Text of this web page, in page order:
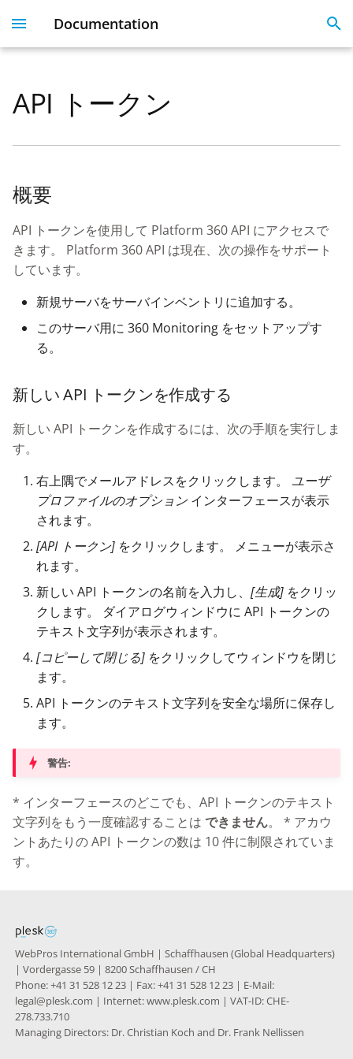
Documentation
I
i
a
i
z
s
e
a
Plesk 360
Dashboard & User
User Profile
Server Inventory
Clients
Monitoring
Websites
License Management
Linked Emails
Knowledge Base
Coming Soon
SSO
SSL Certificate issues
Nixstats users
FAQ
API トークン
概要
API トークンを使用して Platform 360 API にアクセスで
きます。 Platform 360 API は現在、次の操作をサポート
しています。
新規サーバをサーバインベントリに追加する。
このサーバ用に 360 Monitoring をセットアップす
る。
新しい API トークンを作成する
新しい API トークンを作成するには、次の手順を実行しま
す。
右上隅でメールアドレスをクリックします。 ユーザ
プロファイルのオプションインターフェースが表示
されます。
[API トークン] をクリックします。 メニューが表示さ
れます。
新しい API トークンの名前を入力し、 [生成] をクリッ
クします。 ダイアログウィンドウに API トークンの
テキスト文字列が表示されます。
[コピーして閉じる] をクリックしてウィンドウを閉じ
ます。
API トークンのテキスト文字列を安全な場所に保存し
ます。
警告:
* インターフェースのどこでも、API トークンのテキスト
文字列をもう一度確認することは できません。 * アカウ
ントあたりの API トークンの数は 10 件に制限されていま
す。
WebPros International GmbH | Schaffhausen (Global Headquarters)
| Vordergasse 59 | 8200 Schaffhausen / CH
Phone: +41 31 528 12 23 | Fax: +41 31 528 12 23 | E-Mail:
legal@plesk.com | Internet: www.plesk.com | VAT-ID: CHE-
278.733.710
Managing Directors: Dr. Christian Koch and Dr. Frank Nellissen